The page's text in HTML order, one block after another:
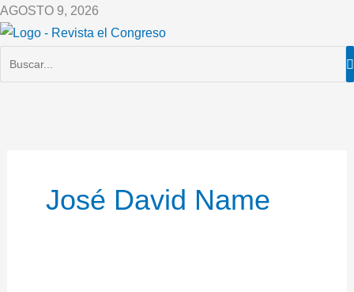
Ir
al
AGOSTO 9, 2026
José David Name